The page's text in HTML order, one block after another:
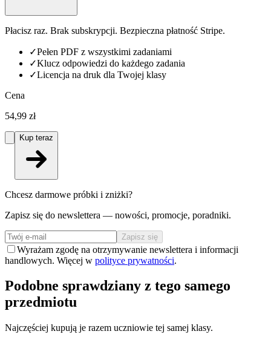
Płacisz raz. Brak subskrypcji. Bezpieczna płatność Stripe.
✓Pełen PDF z wszystkimi zadaniami
✓Klucz odpowiedzi do każdego zadania
✓Licencja na druk dla Twojej klasy
Cena
54,99 zł
Kup teraz
Chcesz darmowe próbki i zniżki?
Zapisz się do newslettera — nowości, promocje, poradniki.
Zapisz się
Wyrażam zgodę na otrzymywanie newslettera i informacji
handlowych. Więcej w polityce prywatności.
Podobne sprawdziany z tego samego
przedmiotu
Najczęściej kupują je razem uczniowie tej samej klasy.